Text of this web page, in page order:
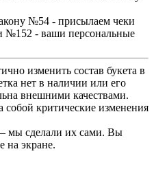
№54 - присылаем чеки
№152 - ваши персональные
изменить состав букета в
нет в наличии или его
внешними качествами.
собой критические изменения
мы сделали их сами. Вы
на экране.